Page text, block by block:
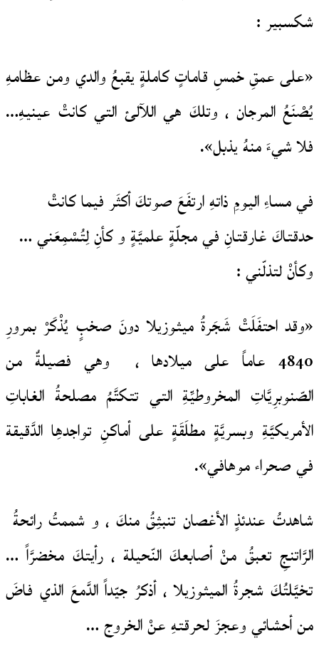
شكسبير :
«على عمقِ خمسِ قاماتٍ كاملةٍ يقبعُ والدي ومن عظامهِ
يُصْنَعُ المرجان ، وتلكَ هي اللآلئ التي كانتْ عينيهِ…
فلا شيءَ منهُ يذبل».
في مساءِ اليومِ ذاتهِ ارتفَعَ صوتكَ أكثَر فيما كانتْ
حدقتاكَ غارقتانِ في مجلّةٍ علميَّةٍ و كأنِ لِتُسْمِعَني …
وكأنْ لتذلّني :
«وقد احتفَلَتْ شَجَرةُ ميثوزيلا دونَ صخبٍ يُذْكَرْ بمرورِ
4840 عاماً على ميلادها ، وهي فصيلةٌ من
الصّنوبرِيَّاتِ المخروطيِّةِ التي تتكتَّمُ مصلحةُ الغاباتِ
الأمريكيَّةِ وبسريَّةٍ مطلَقَةٍ على أماكنِ تواجدهِا الدَّقيقة
في صحراء موهافي».
شاهدتُ عندئذٍ الأغصان تنبثِقُ منكَ ، و شممتُ رائحةُ
الرَّاتنجِ تعبقُ منْ أصابعكَ النّحيلة ، رأيتكَ مخضرَّاً …
تخيَّلتُكَ شجرةُ الميثوزيلا ، أذكرُ جيّداً الدَّمعَ الذي فاضَ
من أحشائي وعجزَ لحرقتهِ عنْ الخروج …